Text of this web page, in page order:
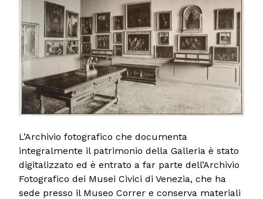
L’Archivio fotografico che documenta
integralmente il patrimonio della Galleria è stato
digitalizzato ed è entrato a far parte dell’Archivio
Fotografico dei Musei Civici di Venezia, che ha
sede presso il Museo Correr e conserva materiali